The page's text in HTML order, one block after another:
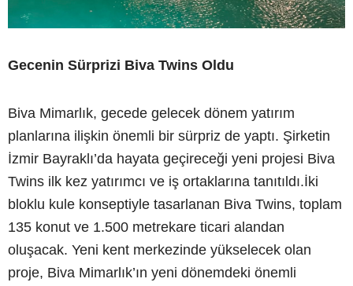
Gecenin Sürprizi Biva Twins Oldu
Biva Mimarlık, gecede gelecek dönem yatırım
planlarına ilişkin önemli bir sürpriz de yaptı. Şirketin
İzmir Bayraklı’da hayata geçireceği yeni projesi Biva
Twins ilk kez yatırımcı ve iş ortaklarına tanıtıldı.İki
bloklu kule konseptiyle tasarlanan Biva Twins, toplam
135 konut ve 1.500 metrekare ticari alandan
oluşacak. Yeni kent merkezinde yükselecek olan
proje, Biva Mimarlık’ın yeni dönemdeki önemli